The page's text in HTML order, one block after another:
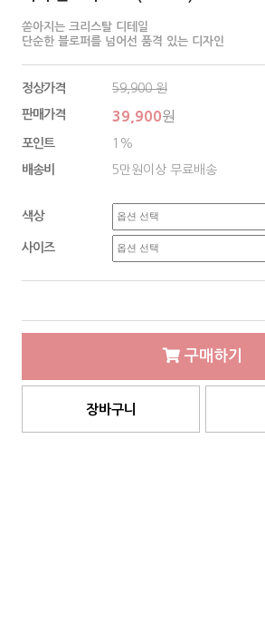
쏟아지는 크리스탈 디테일
단순한 블로퍼를 넘어선 품격 있는 디자인
정상가격 59,900원
판매가격 39,900원
포인트 1%
배송비 5만원이상 무료배송
색상
사이즈
구매하기
장바구니